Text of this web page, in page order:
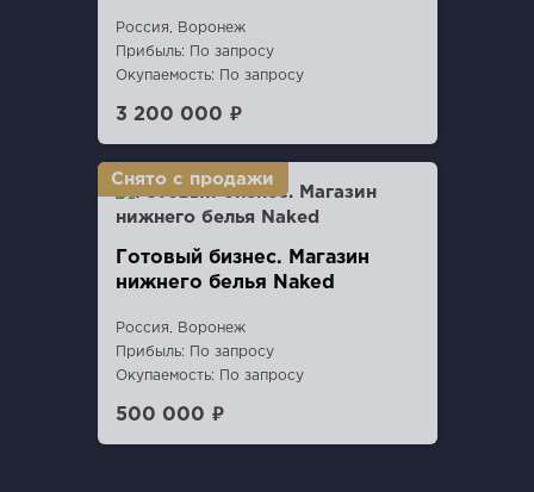
Россия, Воронеж
Прибыль: По запросу
Окупаемость: По запросу
3 200 000 ₽
Готовый бизнес. Магазин
нижнего белья Naked
Россия, Воронеж
Прибыль: По запросу
Окупаемость: По запросу
500 000 ₽